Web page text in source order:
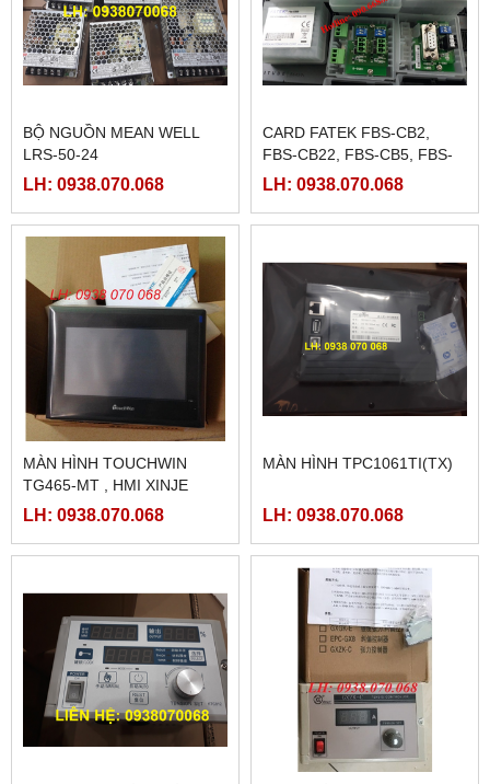
BỘ NGUỒN MEAN WELL
LRS-50-24
LH: 0938.070.068
CARD FATEK FBS-CB2,
FBS-CB22, FBS-CB5, FBS-
CB25, FBS-CB55
LH: 0938.070.068
MÀN HÌNH TOUCHWIN
TG465-MT , HMI XINJE
TG465-MT
LH: 0938.070.068
MÀN HÌNH TPC1061TI(TX)
LH: 0938.070.068